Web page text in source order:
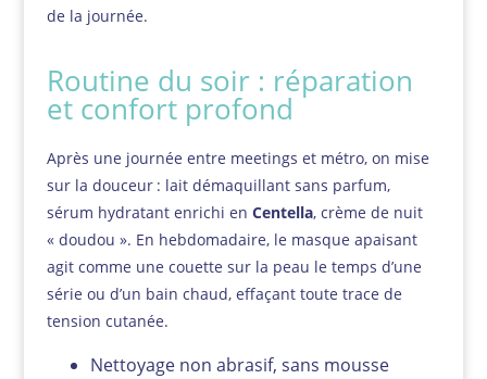
de la journée.
Routine du soir : réparation
et confort profond
Après une journée entre meetings et métro, on mise
sur la douceur : lait démaquillant sans parfum,
sérum hydratant enrichi en Centella, crème de nuit
« doudou ». En hebdomadaire, le masque apaisant
agit comme une couette sur la peau le temps d’une
série ou d’un bain chaud, effaçant toute trace de
tension cutanée.
Nettoyage non abrasif, sans mousse